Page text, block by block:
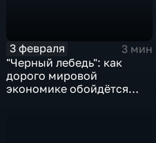
3 февраля
3 мин
"Черный лебедь": как
дорого мировой
экономике обойдётся